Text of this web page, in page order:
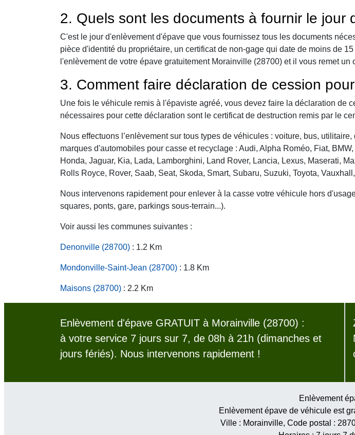
2. Quels sont les documents à fournir le jour
C'est le jour d'enlèvement d'épave que vous fournissez tous les documents
pièce d'identité du propriétaire, un certificat de non-gage qui date de moins de
l'enlèvement de votre épave gratuitement Morainville (28700) et il vous remet un
3. Comment faire déclaration de cession
Une fois le véhicule remis à l'épaviste agréé, vous devez faire la déclaration de
nécessaires pour cette déclaration sont le certificat de destruction remis par le
Nous effectuons l’enlèvement sur tous types de véhicules : voiture, bus,
marques d'automobiles pour casse et recyclage : Audi, Alpha Roméo, Fiat,
Honda, Jaguar, Kia, Lada, Lamborghini, Land Rover, Lancia, Lexus, Maserati,
Rolls Royce, Rover, Saab, Seat, Skoda, Smart, Subaru, Suzuki, Toyota,
Nous intervenons rapidement pour enlever à la casse votre véhicule hors
squares, ponts, gare, parkings sous-terrain...).
Voir aussi les communes suivantes :
Denonville (28700) : 1.2 Km
Mondonville-Saint-Jean (28700) : 1.8 Km
Maisons (28700) : 2.2 Km
Enlèvement d'épave GRATUIT à Morainville (28700) :
à votre service 7 jours sur 7, de 08h à 21h (dimanches et
jours fériés). Nous intervenons rapidement !
Enlèvement
Enlèvement épave de véhicule est
Ville : Morainville, Code postal :